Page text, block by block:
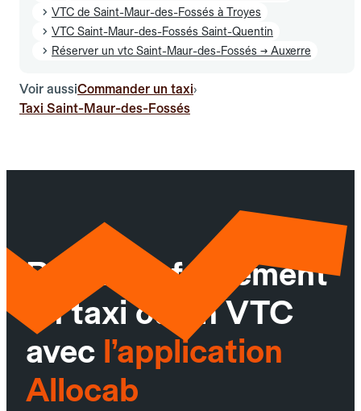
VTC de Saint-Maur-des-Fossés à Troyes
VTC Saint-Maur-des-Fossés Saint-Quentin
Réserver un vtc Saint-Maur-des-Fossés → Auxerre
Voir aussiCommander un taxi›
Taxi Saint-Maur-des-Fossés
Réservez facilement
un taxi ou un VTC
avec l’application
Allocab